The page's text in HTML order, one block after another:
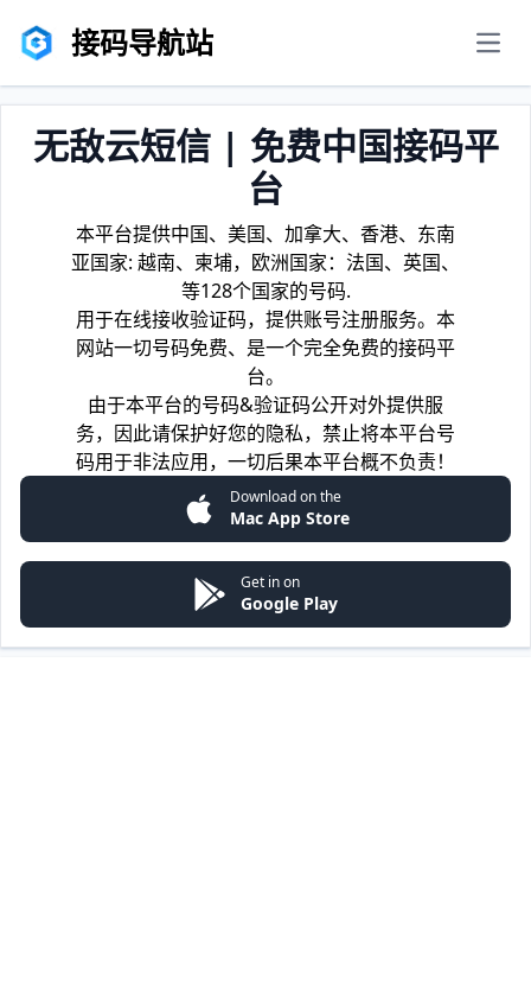
接码导航站
无敌云短信 | 免费中国接码平
台
本平台提供中国、美国、加拿大、香港、东南
亚国家: 越南、柬埔，欧洲国家：法国、英国、
等128个国家的号码.
用于在线接收验证码，提供账号注册服务。本
网站一切号码免费、是一个完全免费的接码平
台。
由于本平台的号码&验证码公开对外提供服
务，因此请保护好您的隐私，禁止将本平台号
码用于非法应用，一切后果本平台概不负责！
Download on the
Mac App Store
Get in on
Google Play